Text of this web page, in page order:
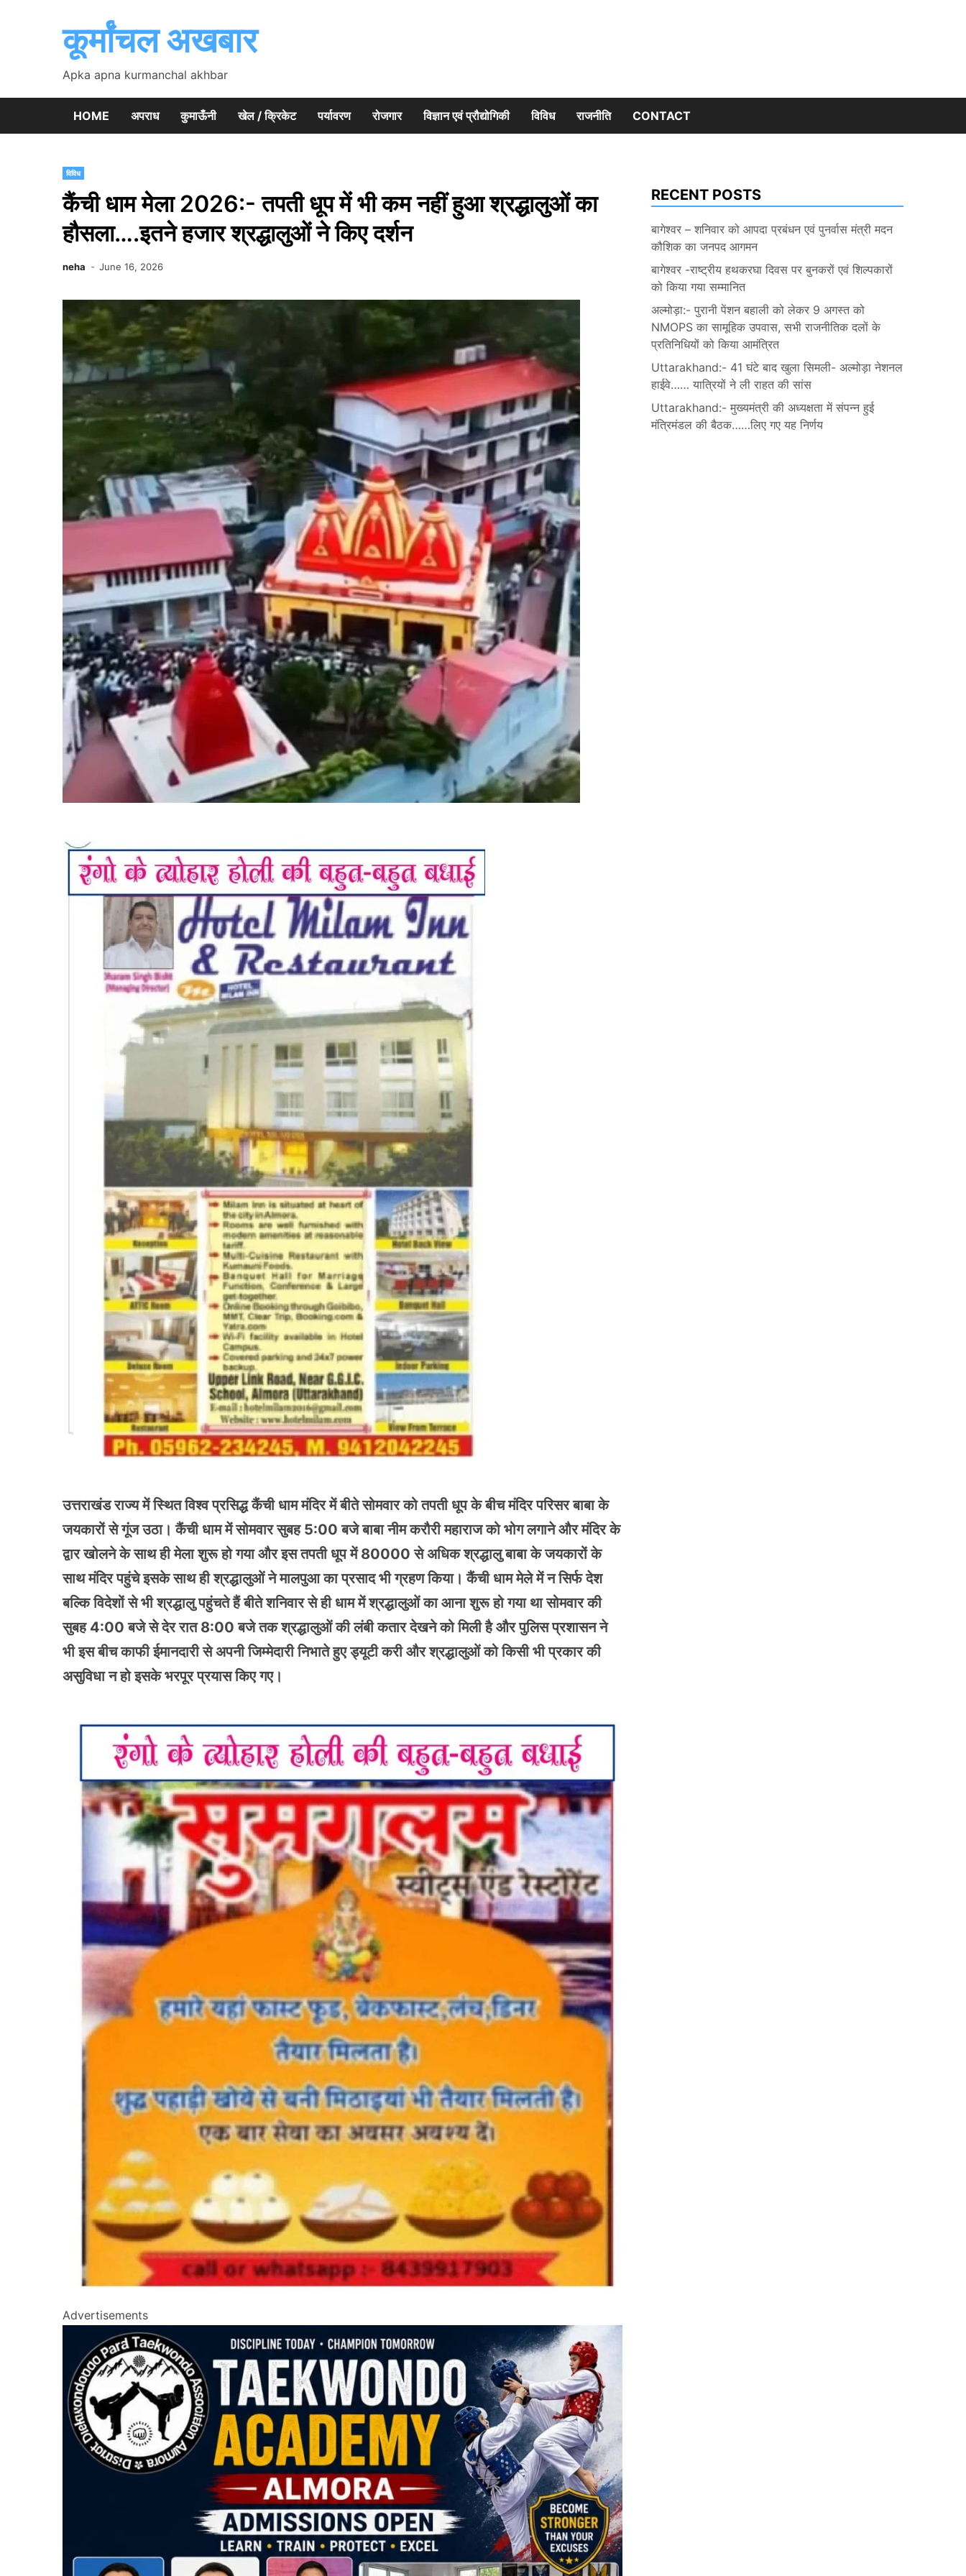
कूर्मांचल अखबार
Apka apna kurmanchal akhbar
HOME अपराध कुमाऊँनी खेल / क्रिकेट पर्यावरण रोजगार विज्ञान एवं प्रौद्योगिकी विविध राजनीति CONTACT
विविध
कैंची धाम मेला 2026:- तपती धूप में भी कम नहीं हुआ श्रद्धालुओं का
हौसला….इतने हजार श्रद्धालुओं ने किए दर्शन
neha June 16, 2026
उत्तराखंड राज्य में स्थित विश्व प्रसिद्ध कैंची धाम मंदिर में बीते सोमवार को तपती धूप के बीच मंदिर परिसर बाबा के
जयकारों से गूंज उठा। कैंची धाम में सोमवार सुबह 5:00 बजे बाबा नीम करौरी महाराज को भोग लगाने और मंदिर के
द्वार खोलने के साथ ही मेला शुरू हो गया और इस तपती धूप में 80000 से अधिक श्रद्धालु बाबा के जयकारों के
साथ मंदिर पहुंचे इसके साथ ही श्रद्धालुओं ने मालपुआ का प्रसाद भी ग्रहण किया। कैंची धाम मेले में न सिर्फ देश
बल्कि विदेशों से भी श्रद्धालु पहुंचते हैं बीते शनिवार से ही धाम में श्रद्धालुओं का आना शुरू हो गया था सोमवार की
सुबह 4:00 बजे से देर रात 8:00 बजे तक श्रद्धालुओं की लंबी कतार देखने को मिली है और पुलिस प्रशासन ने
भी इस बीच काफी ईमानदारी से अपनी जिम्मेदारी निभाते हुए ड्यूटी करी और श्रद्धालुओं को किसी भी प्रकार की
असुविधा न हो इसके भरपूर प्रयास किए गए।
Advertisements
RECENT POSTS
बागेश्वर – शनिवार को आपदा प्रबंधन एवं पुनर्वास मंत्री मदन
कौशिक का जनपद आगमन
बागेश्वर -राष्ट्रीय हथकरघा दिवस पर बुनकरों एवं शिल्पकारों
को किया गया सम्मानित
अल्मोड़ा:- पुरानी पेंशन बहाली को लेकर 9 अगस्त को
NMOPS का सामूहिक उपवास, सभी राजनीतिक दलों के
प्रतिनिधियों को किया आमंत्रित
Uttarakhand:- 41 घंटे बाद खुला सिमली- अल्मोड़ा नेशनल
हाईवे…… यात्रियों ने ली राहत की सांस
Uttarakhand:- मुख्यमंत्री की अध्यक्षता में संपन्न हुई
मंत्रिमंडल की बैठक……लिए गए यह निर्णय